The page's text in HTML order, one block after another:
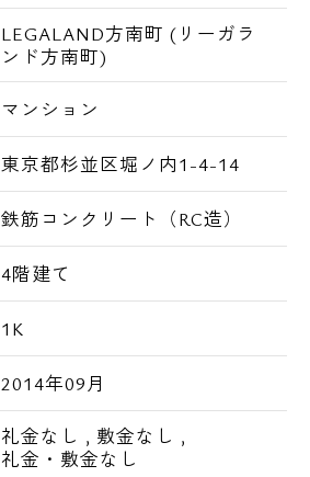
LEGALAND方南町 (リーガラ
ンド方南町)
マンション
東京都杉並区堀ノ内1-4-14
鉄筋コンクリート（RC造）
4階建て
1K
2014年09月
礼金なし , 敷金なし ,
礼金・敷金なし